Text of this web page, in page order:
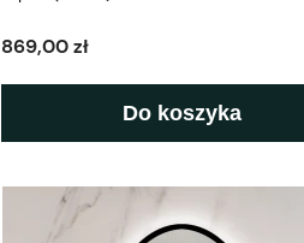
869,00 zł
Do koszyka